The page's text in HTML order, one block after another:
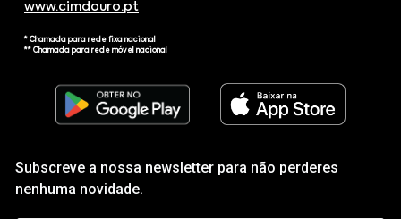
www.cimdouro.pt
* Chamada para rede fixa nacional
** Chamada para rede móvel nacional
Subscreve a nossa newsletter para não perderes
nenhuma novidade.